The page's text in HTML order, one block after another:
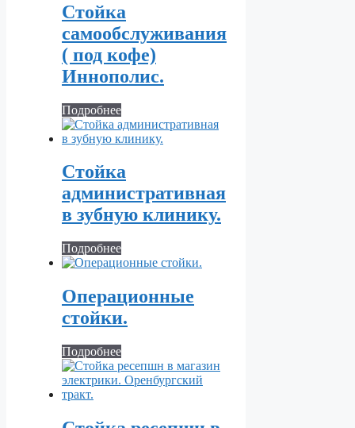
Стойка
самообслуживания
( под кофе)
Иннополис.
Подробнее
Стойка
административная
в зубную клинику.
Подробнее
Операционные
стойки.
Подробнее